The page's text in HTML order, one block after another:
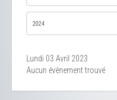
Lundi 03 Avril 2023
Aucun évènement trouvé